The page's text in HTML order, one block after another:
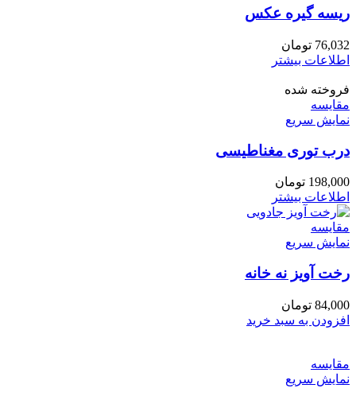
ریسه گیره عکس
76,032 تومان
اطلاعات بیشتر
فروخته شده
مقايسه
نمایش سریع
درب توری مغناطیسی
198,000 تومان
اطلاعات بیشتر
مقايسه
نمایش سریع
رخت آویز نه خانه
84,000 تومان
افزودن به سبد خرید
مقايسه
نمایش سریع